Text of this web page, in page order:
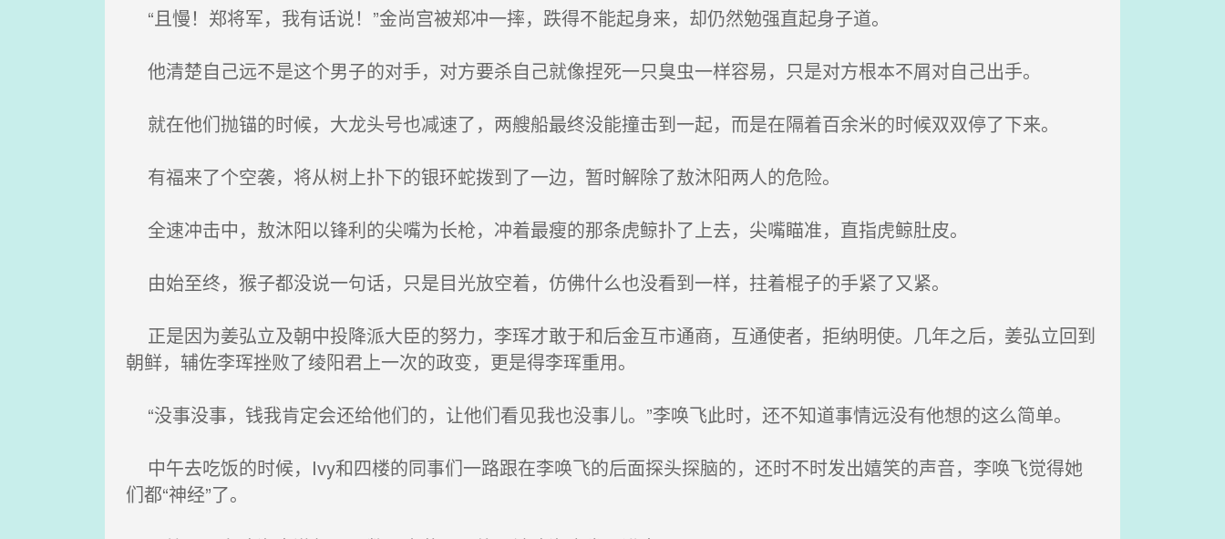
“且慢！郑将军，我有话说！”金尚宫被郑冲一摔，跌得不能起身来，却仍然勉强直起身子道。
他清楚自己远不是这个男子的对手，对方要杀自己就像捏死一只臭虫一样容易，只是对方根本不屑对自己出手。
就在他们抛锚的时候，大龙头号也减速了，两艘船最终没能撞击到一起，而是在隔着百余米的时候双双停了下来。
有福来了个空袭，将从树上扑下的银环蛇拨到了一边，暂时解除了敖沐阳两人的危险。
全速冲击中，敖沐阳以锋利的尖嘴为长枪，冲着最瘦的那条虎鲸扑了上去，尖嘴瞄准，直指虎鲸肚皮。
由始至终，猴子都没说一句话，只是目光放空着，仿佛什么也没看到一样，拄着棍子的手紧了又紧。
正是因为姜弘立及朝中投降派大臣的努力，李珲才敢于和后金互市通商，互通使者，拒纳明使。几年之后，姜弘立回到
朝鲜，辅佐李珲挫败了绫阳君上一次的政变，更是得李珲重用。
“没事没事，钱我肯定会还给他们的，让他们看见我也没事儿。”李唤飞此时，还不知道事情远没有他想的这么简单。
中午去吃饭的时候，Ivy和四楼的同事们一路跟在李唤飞的后面探头探脑的，还时不时发出嬉笑的声音，李唤飞觉得她
们都“神经”了。